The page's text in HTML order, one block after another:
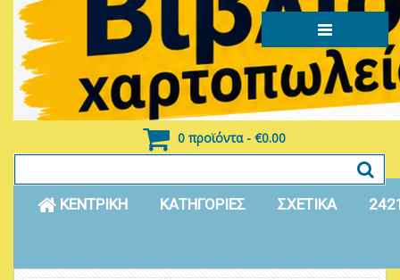
0 προϊόντα - €0.00
ΚΕΝΤΡΙΚΗ ΚΑΤΗΓΟΡΙΕΣ ΣΧΕΤΙΚΑ